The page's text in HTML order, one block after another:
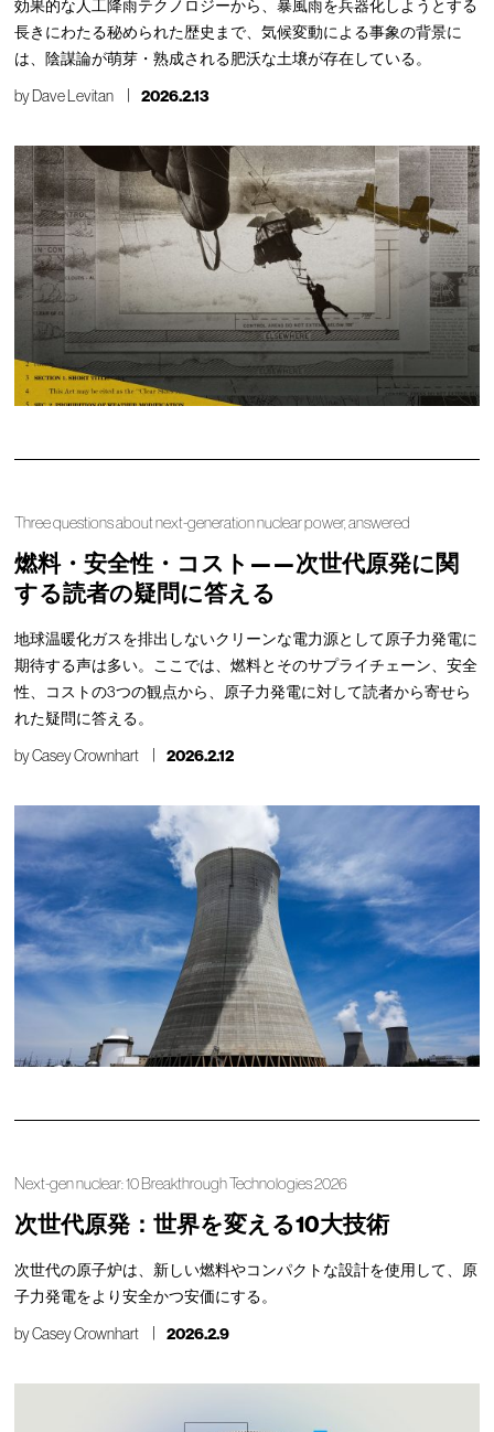
効果的な人工降雨テクノロジーから、暴風雨を兵器化しようとする
長きにわたる秘められた歴史まで、気候変動による事象の背景に
は、陰謀論が萌芽・熟成される肥沃な土壌が存在している。
byDave Levitan 2026.2.13
Three questions about next-generation nuclear power, answered
燃料・安全性・コスト——次世代原発に関
する読者の疑問に答える
地球温暖化ガスを排出しないクリーンな電力源として原子力発電に
期待する声は多い。ここでは、燃料とそのサプライチェーン、安全
性、コストの3つの観点から、原子力発電に対して読者から寄せら
れた疑問に答える。
byCasey Crownhart 2026.2.12
Next-gen nuclear: 10 Breakthrough Technologies 2026
次世代原発：世界を変える10大技術
次世代の原子炉は、新しい燃料やコンパクトな設計を使用して、原
子力発電をより安全かつ安価にする。
byCasey Crownhart 2026.2.9